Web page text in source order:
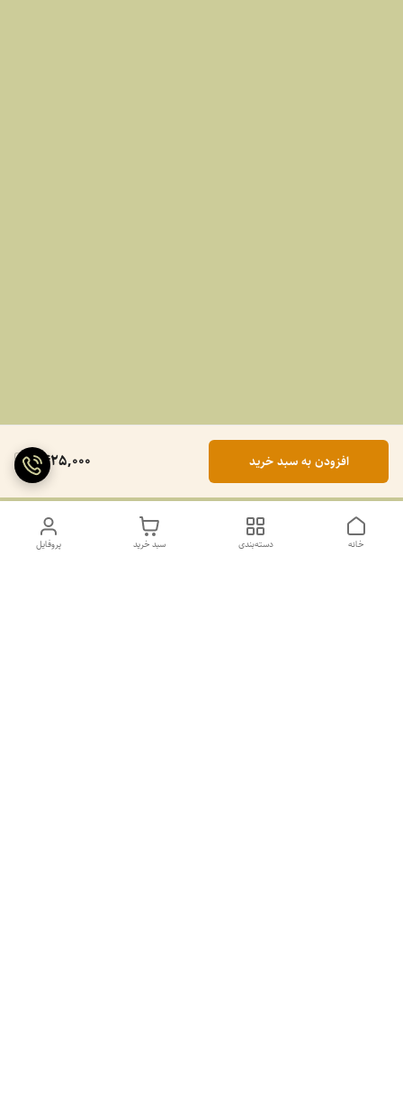
1,425,000 افزودن به سبد خرید
پروفایل سبد خرید دسته‌بندی خانه